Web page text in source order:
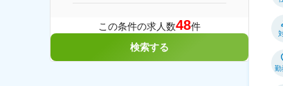
この条件の求人数48件
検索する
勤